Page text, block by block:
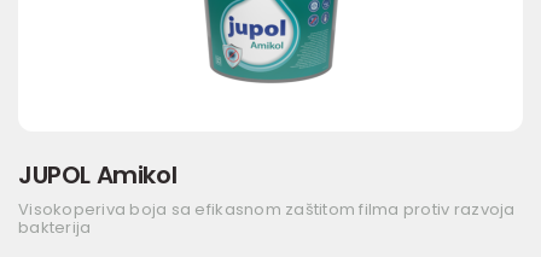
JUPOL Amikol
Visokoperiva boja sa efikasnom zaštitom filma protiv razvoja
bakterija